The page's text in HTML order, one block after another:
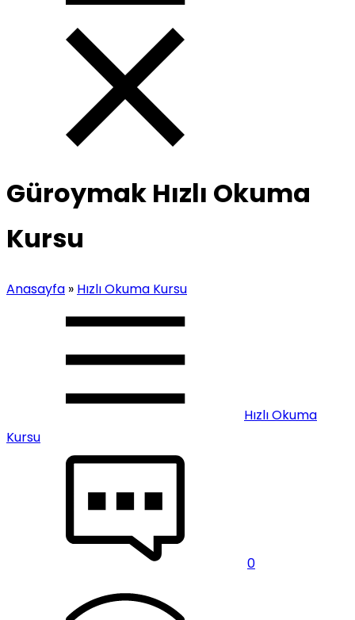
Güroymak Hızlı Okuma
Kursu
Anasayfa » Hızlı Okuma Kursu
Hızlı Okuma
Kursu
0